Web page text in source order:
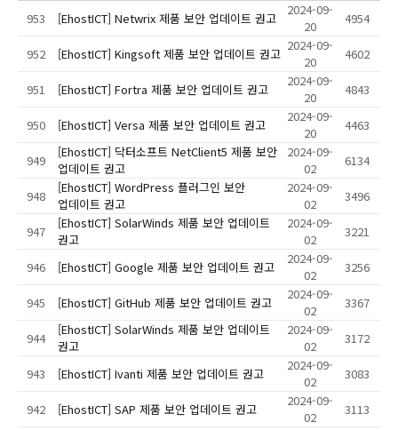
953 [EhostICT] Netwrix 제품 보안 업데이트 권고
2024-09-
20
4954
952 [EhostICT] Kingsoft 제품 보안 업데이트 권고
2024-09-
20
4602
951 [EhostICT] Fortra 제품 보안 업데이트 권고
2024-09-
20
4843
950 [EhostICT] Versa 제품 보안 업데이트 권고
2024-09-
20
4463
949
[EhostICT] 닥터소프트 NetClient5 제품 보안
업데이트 권고
2024-09-
02
6134
948
[EhostICT] WordPress 플러그인 보안
업데이트 권고
2024-09-
02
3496
947
[EhostICT] SolarWinds 제품 보안 업데이트
권고
2024-09-
02
3221
946 [EhostICT] Google 제품 보안 업데이트 권고
2024-09-
02
3256
945 [EhostICT] GitHub 제품 보안 업데이트 권고
2024-09-
02
3367
944
[EhostICT] SolarWinds 제품 보안 업데이트
권고
2024-09-
02
3172
943 [EhostICT] Ivanti 제품 보안 업데이트 권고
2024-09-
02
3083
942 [EhostICT] SAP 제품 보안 업데이트 권고
2024-09-
02
3113